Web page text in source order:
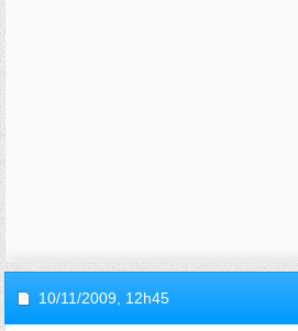
10/11/2009, 12h45